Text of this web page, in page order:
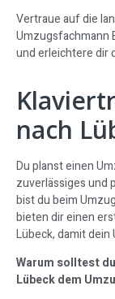
Vertraue auf die
Umzugsfachmann
und erleichtere dir
nach
Du planst einen
zuverlässiges und
bist du beim
bieten dir einen
Lübeck, damit
Warum solltest
Lübeck dem